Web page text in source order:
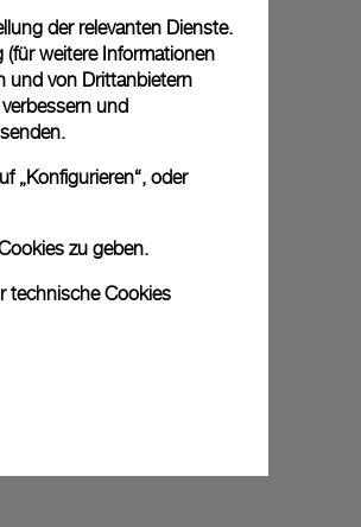
einer kostenlosen Geschenkverpackung
des Online-Checkouts haben Sie die
hinzuzufügen.
bei den Bildern um Archivfotos handelt. Die
der relevanten Dienste.
weitere Informationen
und von Drittanbietern
und
„Konfigurieren“, oder
zu geben.
technische Cookies